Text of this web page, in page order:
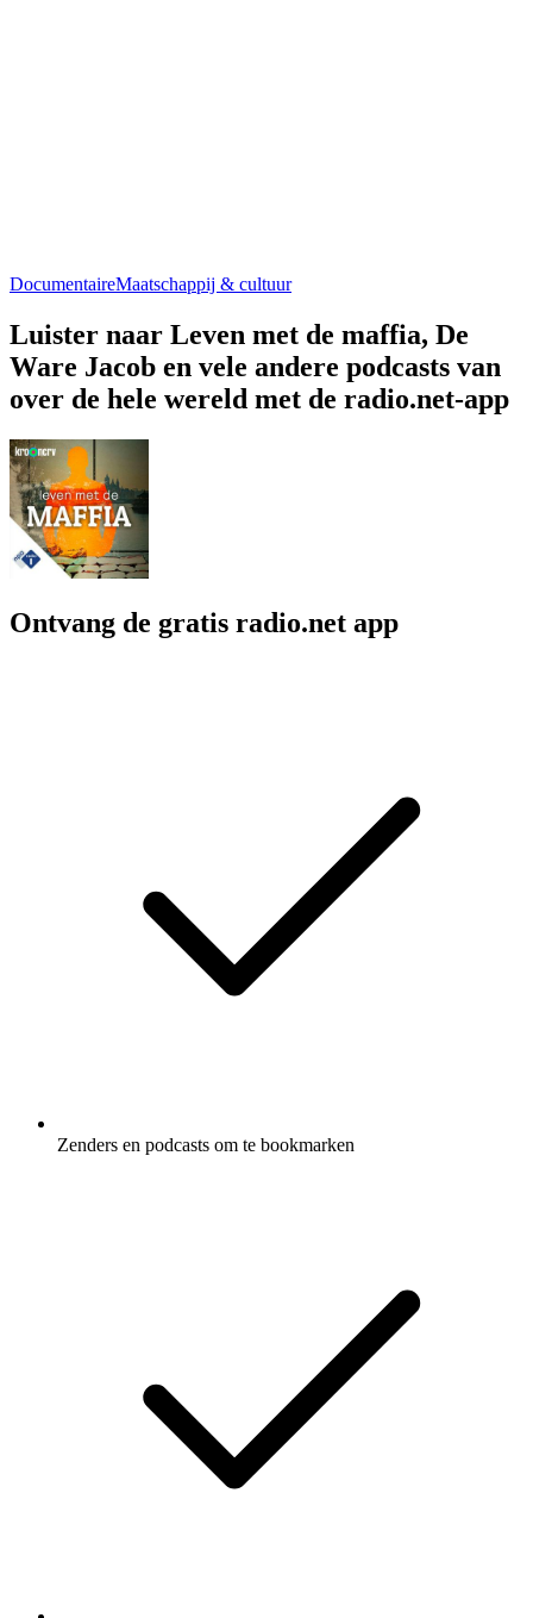
DocumentaireMaatschappij & cultuur
Luister naar Leven met de maffia, De
Ware Jacob en vele andere podcasts van
over de hele wereld met de radio.net-app
Ontvang de gratis radio.net app
Zenders en podcasts om te bookmarken